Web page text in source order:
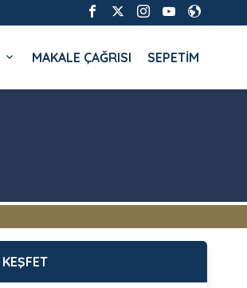
MAKALE ÇAĞRISI SEPETİM
KEŞFET